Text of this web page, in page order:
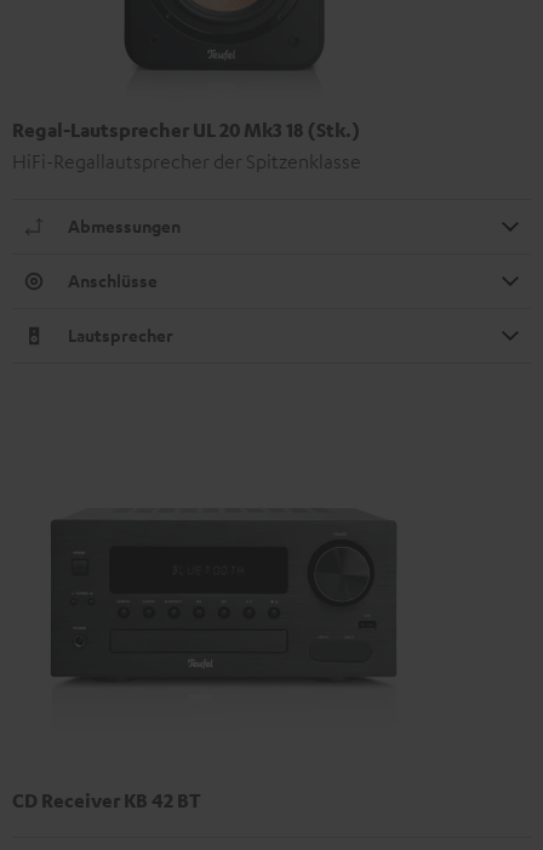
Regal-Lautsprecher UL 20 Mk3 18 (Stk.)
HiFi-Regallautsprecher der Spitzenklasse
Abmessungen
Anschlüsse
Lautsprecher
CD Receiver KB 42 BT